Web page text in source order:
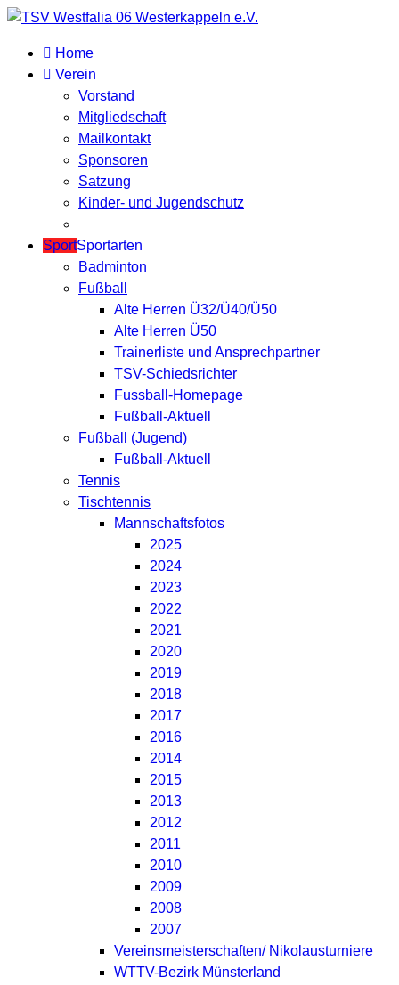
Home
Verein
Vorstand
Mitgliedschaft
Mailkontakt
Sponsoren
Satzung
Kinder- und Jugendschutz
SportSportarten
Badminton
Fußball
Alte Herren Ü32/Ü40/Ü50
Alte Herren Ü50
Trainerliste und Ansprechpartner
TSV-Schiedsrichter
Fussball-Homepage
Fußball-Aktuell
Fußball (Jugend)
Fußball-Aktuell
Tennis
Tischtennis
Mannschaftsfotos
2025
2024
2023
2022
2021
2020
2019
2018
2017
2016
2014
2015
2013
2012
2011
2010
2009
2008
2007
Vereinsmeisterschaften/ Nikolausturniere
WTTV-Bezirk Münsterland